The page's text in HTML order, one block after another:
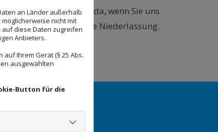
sind wir stets da, wenn Sie uns
Großstädten eine Niederlassung.
an Länder außerhalb
nicht mit
auf diese Daten zugreifen
Anbieters.
auf Ihrem Gerät (§ 25 Abs.
ausgewählten
Button für die